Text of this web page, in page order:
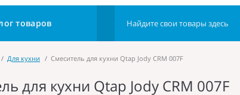
товаров
Для кухни Смеситель для кухни Qtap Jody СRM 007F
для кухни Qtap Jody СRM 007F